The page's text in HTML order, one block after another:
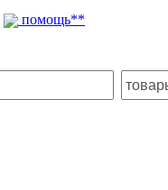
помощь**